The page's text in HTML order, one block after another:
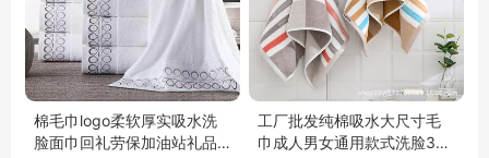
棉毛巾logo柔软厚实吸水洗
脸面巾回礼劳保加油站礼品
工厂批发纯棉吸水大尺寸毛
巾成人男女通用款式洗脸34*